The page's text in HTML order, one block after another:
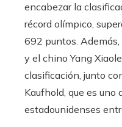
encabezar la
récord olímpico,
692 puntos.
y el chino Yang
clasificación, junto
Kaufhold, que es
estadounidenses